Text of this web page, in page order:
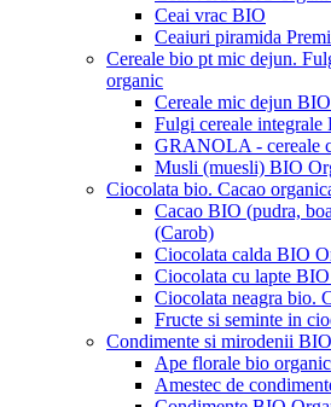
Ceai vrac BIO
Ceaiuri piramida
Cereale bio pt mic dejun.
organic
Cereale mic dejun
Fulgi cereale integrale
GRANOLA - cereale
Musli (muesli) BIO
Ciocolata bio. Cacao
Cacao BIO (pudra,
(Carob)
Ciocolata calda BIO
Ciocolata cu lapte
Ciocolata neagra bio.
Fructe si seminte in
Condimente si mirodenii
Ape florale bio
Amestec de